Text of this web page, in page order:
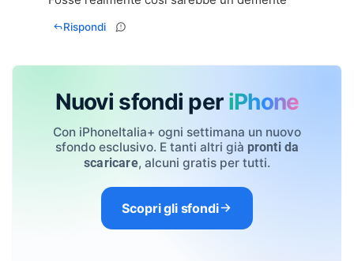
Rispondi
Nuovi sfondi per iPhone
Con iPhoneItalia+ ogni settimana un nuovo
sfondo esclusivo. E tanti altri già pronti da
scaricare, alcuni gratis per tutti.
Scopri gli sfondi